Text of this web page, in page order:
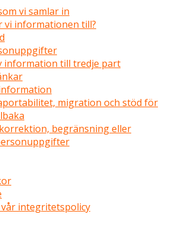
vi samlar in
vi informationen till?
information till tredje part
migration och stöd för
begränsning eller
integritetspolicy